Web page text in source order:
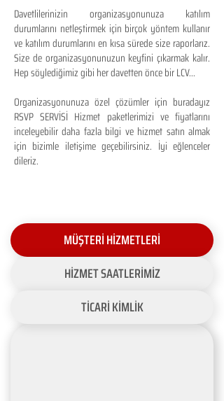
Davetlilerinizin organizasyonunuza katılım
durumlarını netleştirmek için birçok yöntem kullanır
ve katılım durumlarını en kısa sürede size raporlarız.
Size de organizasyonunuzun keyfini çıkarmak kalır.
Hep söylediğimiz gibi her davetten önce bir LCV...
Organizasyonunuza özel çözümler için buradayız
RSVP SERVİSİ Hizmet paketlerimizi ve fiyatlarını
inceleyebilir daha fazla bilgi ve hizmet satın almak
için bizimle iletişime geçebilirsiniz. İyi eğlenceler
dileriz.
MÜŞTERİ HİZMETLERİ
HİZMET SAATLERİMİZ
TİCARİ KİMLİK